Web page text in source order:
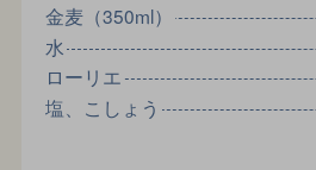
金麦（350ml）
水
ローリエ
塩、こしょう